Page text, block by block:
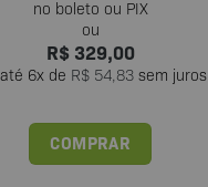
R$329,00
6x de R$ 54,83 sem juros
COMPRAR